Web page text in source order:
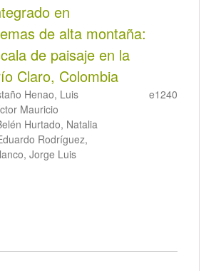
en
de alta montaña:
de paisaje en la
Claro, Colombia
Henao, Luis
Mauricio
Hurtado, Natalia
Rodríguez,
Jorge Luis
e1240